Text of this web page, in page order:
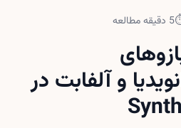
5 دقیقه مطالعه
و آلفابت در